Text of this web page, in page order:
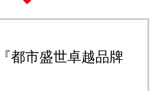
都市盛世卓越品牌